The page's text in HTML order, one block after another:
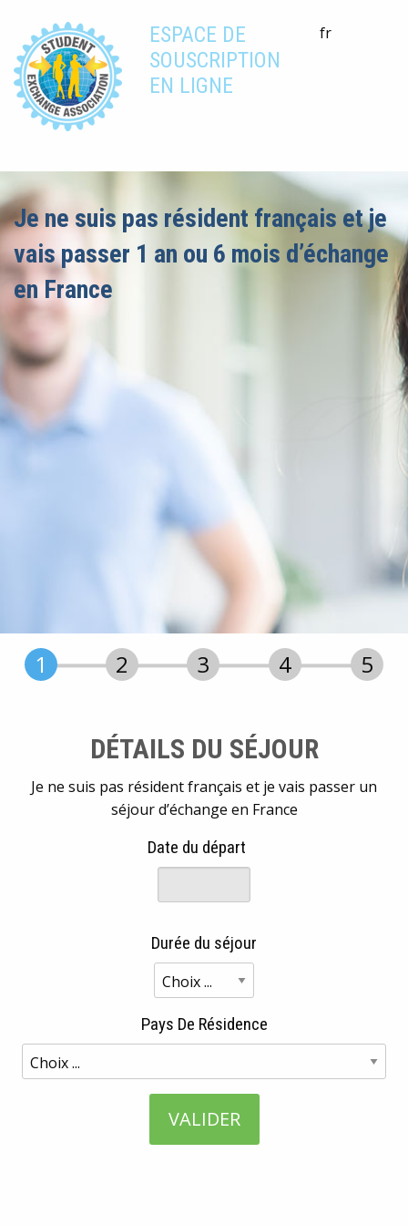
ESPACE DE
SOUSCRIPTION
EN LIGNE
fr
Je ne suis pas résident français et je
vais passer 1 an ou 6 mois d’échange
en France
DÉTAILS DU SÉJOUR
Je ne suis pas résident français et je vais passer un
séjour d’échange en France
Date du départ
Durée du séjour
Pays De Résidence